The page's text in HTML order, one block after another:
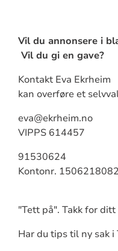
Vil du
Vil du gi en gave?
Kontakt
kan overføre et
VIPPS 614457
Kontonr.
"Tett på". Takk for
Har du tips til ny sak i